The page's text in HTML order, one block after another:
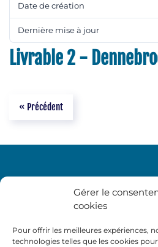
Gérer le
cookies
Pour offrir les meilleures expériences,
technologies telles que les cookies
Date de création
Dernière mise à jour
Livrable 2 -
« Précédent